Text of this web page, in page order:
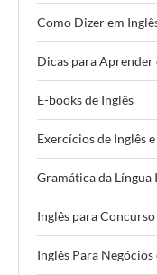
Como Dizer em
Dicas para Aprender
E-books de Inglês
Exercícios de Inglês
Gramática da Língua
Inglês para
Inglês Para